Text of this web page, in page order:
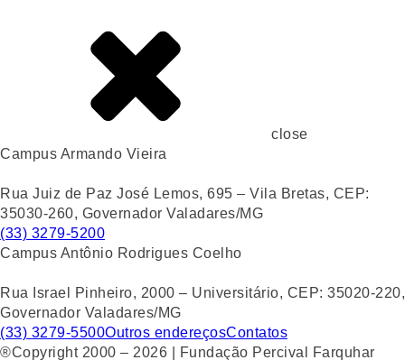
close
Campus Armando Vieira
Rua Juiz de Paz José Lemos, 695 – Vila Bretas, CEP:
35030-260, Governador Valadares/MG
(33) 3279-5200
Campus Antônio Rodrigues Coelho
Rua Israel Pinheiro, 2000 – Universitário, CEP: 35020-220,
Governador Valadares/MG
(33) 3279-5500Outros endereçosContatos
®Copyright 2000 – 2026 | Fundação Percival Farquhar